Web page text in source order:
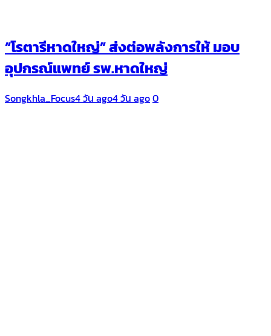
“โรตารีหาดใหญ่” ส่งต่อพลังการให้ มอบ
อุปกรณ์แพทย์ รพ.หาดใหญ่
Songkhla_Focus4 วัน ago4 วัน ago0